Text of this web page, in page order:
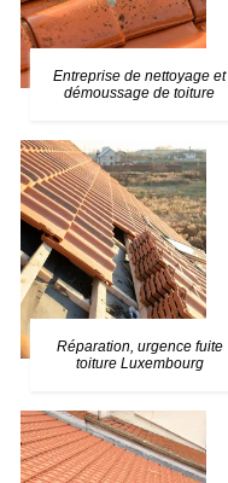
Entreprise de nettoyage et
démoussage de toiture
Réparation, urgence fuite
toiture Luxembourg